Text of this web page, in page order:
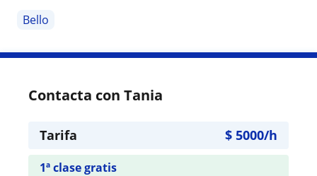
Bello
Contacta con Tania
Tarifa $ 5000/h
1ª clase gratis